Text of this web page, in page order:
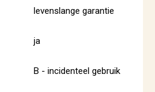
levenslange garantie
ja
B - incidenteel gebruik